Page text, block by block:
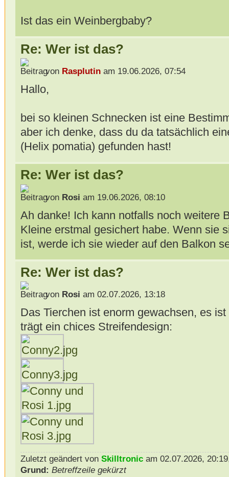
Ist das ein Weinbergbaby?
Re: Wer ist das?
von Rasplutinam 19.06.2026, 07:54
Hallo,
bei so kleinen Schnecken ist eine
aber ich denke, dass du da tatsächlich
(Helix pomatia) gefunden hast!
Re: Wer ist das?
von Rosi am 19.06.2026, 08:10
Ah danke! Ich kann notfalls noch weitere
Kleine erstmal gesichert habe. Wenn sie
ist, werde ich sie wieder auf den Balkon
Re: Wer ist das?
von Rosi am 02.07.2026, 13:18
Das Tierchen ist enorm gewachsen, es
trägt ein chices Streifendesign:
Zuletzt geändert von Skilltronicam 02.07.2026,
Grund: Betreffzeile gekürzt